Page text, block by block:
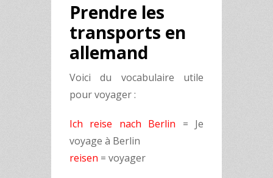
Prendre les
transports en
allemand
Voici du vocabulaire utile
pour voyager :
Ich reise nach Berlin = Je
voyage à Berlin
reisen = voyager